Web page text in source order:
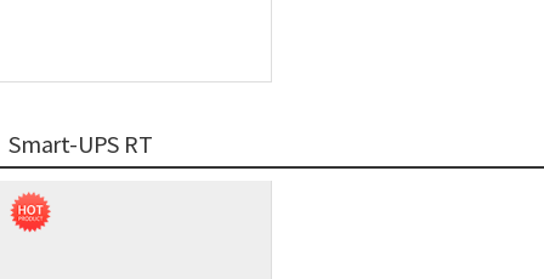
Smart-UPS RT